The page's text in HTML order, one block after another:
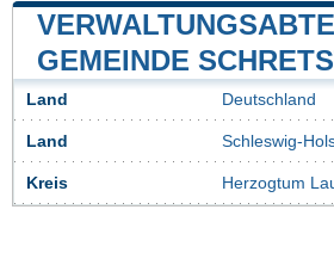
GEMEINDE
Land Deutschland
Land Schleswig-
Kreis Herzogtum